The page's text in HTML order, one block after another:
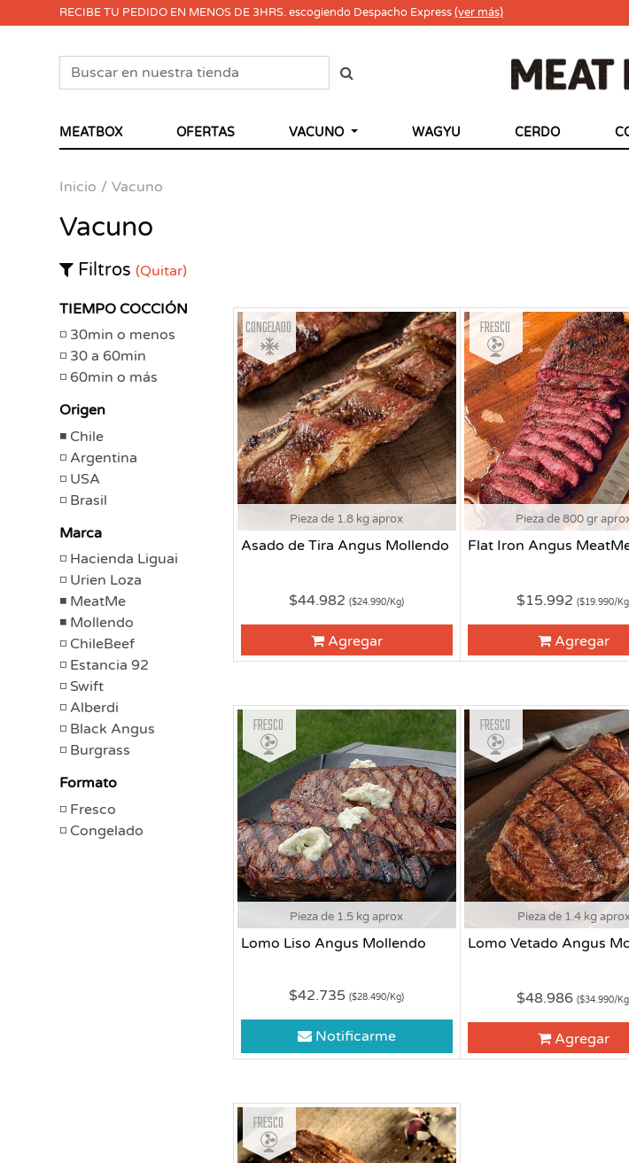
RECIBE TU PEDIDO EN MENOS DE 3HRS. escogiendo Despacho Express(ver más)
MEATBOX OFERTAS VACUNO WAGYU CERDO
Inicio Vacuno
Vacuno
Filtros (Quitar)
TIEMPO COCCIÓN
30min o menos
30 a 60min
60min o más
Origen
Chile
Argentina
USA
Brasil
Marca
Hacienda Liguai
Urien Loza
MeatMe
Mollendo
ChileBeef
Estancia 92
Swift
Alberdi
Black Angus
Burgrass
Formato
Fresco
Congelado
Pieza de 1.8 kg aprox
Asado de Tira Angus Mollendo
Congelado
$44.982($24.990/Kg)
Agregar
Pieza de 800 gr
Flat Iron Angus
Fresco
$15.992 ($19.990/
Agregar
Pieza de 1.5 kg aprox
Lomo Liso Angus Mollendo
Fresco
$42.735($28.490/Kg)
Notificarme
Pieza de 1.4 kg
Lomo Vetado Angus
Fresco
$48.986 ($34.990/
Agregar
Fresco